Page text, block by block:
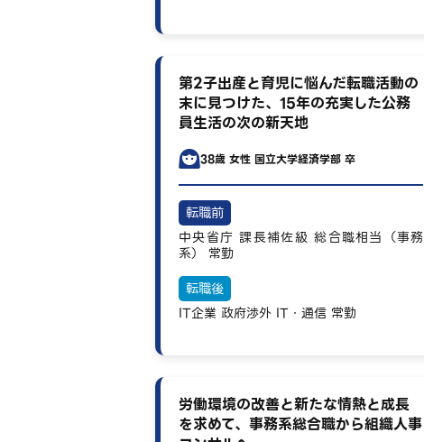
第2子出産と育児に悩んだ転職活動の
末に見つけた、15年の充実した公務
員生活の次の新天地
38歳 女性 国立大学経済学部 卒
転職前
中央省庁 課長補佐級 総合職相当（事務
系）
常勤
転職後
IT企業 政府渉外 IT・通信 常勤
労働環境の改善と新たな情熱と成長
を求めて、事務系総合職から組織人事